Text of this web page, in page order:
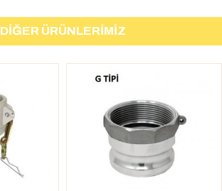
DIĞER ÜRÜNLERIMIZ